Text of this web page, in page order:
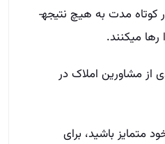
کرده­اند به این دلیل که در کوتاه مدت به هیچ نتیجه­
می­کنند.
از مشاورین املاک در
متمایز باشید، برای